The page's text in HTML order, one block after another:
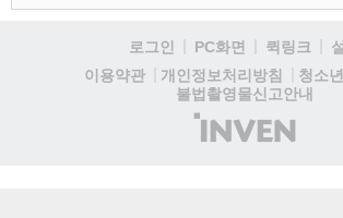
로그인 PC화면 퀵링크
이용약관
개인정보처리방침
청소
불법촬영물신고안내
(주)
인